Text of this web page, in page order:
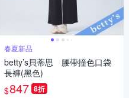
春夏新品
betty’s貝蒂思 腰帶撞色口袋
長褲(黑色)
$847 8折